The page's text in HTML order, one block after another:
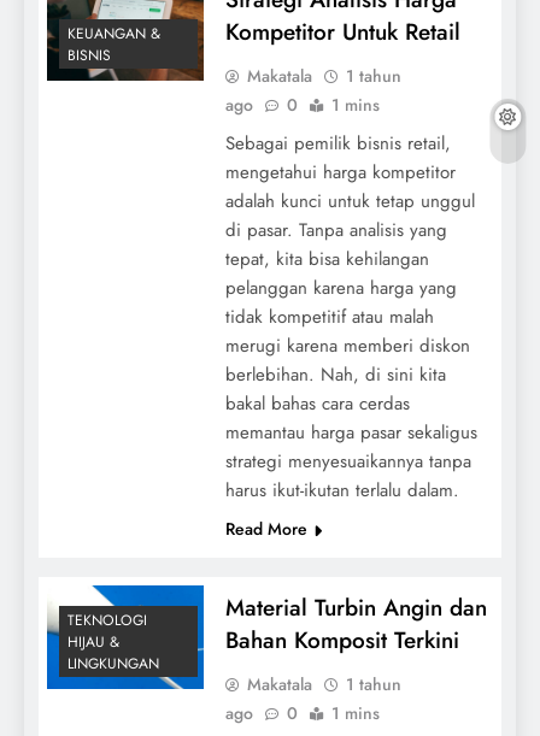
KEUANGAN &
BISNIS
Kompetitor Untuk Retail
Makatala
1 tahun
ago
0 1 mins
Sebagai pemilik bisnis retail,
mengetahui harga kompetitor
adalah kunci untuk tetap unggul
di pasar. Tanpa analisis yang
tepat, kita bisa kehilangan
pelanggan karena harga yang
tidak kompetitif atau malah
merugi karena memberi diskon
berlebihan. Nah, di sini kita
bakal bahas cara cerdas
memantau harga pasar sekaligus
strategi menyesuaikannya tanpa
harus ikut-ikutan terlalu dalam.
Read More
TEKNOLOGI
HIJAU &
LINGKUNGAN
Material Turbin Angin dan
Bahan Komposit Terkini
Makatala
1 tahun
ago
0 1 mins